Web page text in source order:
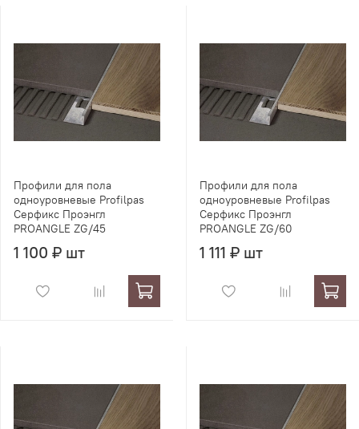
Профили для пола
одноуровневые Profilpas
Серфикс Проэнгл
PROANGLE ZG/45
1 100 ₽ шт
Профили для пола
одноуровневые Profilpas
Серфикс Проэнгл
PROANGLE ZG/60
1 111 ₽ шт